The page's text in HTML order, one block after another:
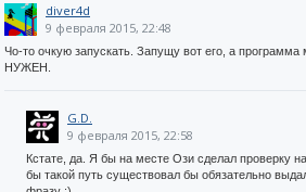
diver4d
9 февраля 2015, 22:48
Чо-то очкую запускать. Запущу вот его, а
НУЖЕН.
G.D.
9 февраля 2015, 22:58
Кстате, да. Я бы на месте Ози сделал проверку
бы такой путь существовал бы обязательно